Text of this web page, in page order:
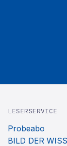
LESERSERVICE
Probeabo
BILD DER